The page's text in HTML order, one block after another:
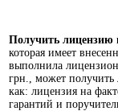
Получить лицензию
которая имеет
выполнила
грн., может получить
как: лицензия на
гарантий и